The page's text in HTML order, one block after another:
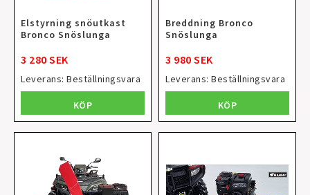
Elstyrning snöutkast
Bronco Snöslunga
3 280 SEK
Leverans: Beställningsvara
KÖP
Breddning Bronco
Snöslunga
3 980 SEK
Leverans: Beställningsvara
KÖP